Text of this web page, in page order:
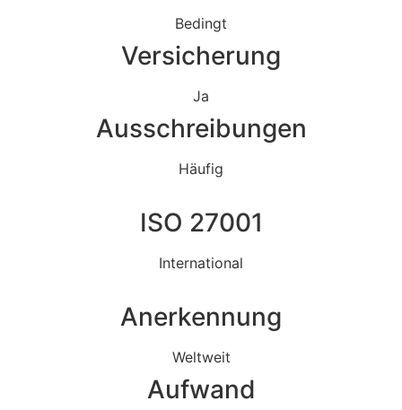
Bedingt
Versicherung
Ja
Ausschreibungen
Häufig
ISO 27001
International
Anerkennung
Weltweit
Aufwand